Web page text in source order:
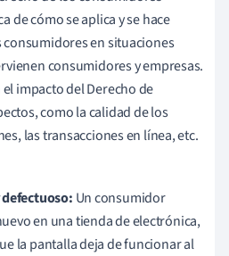
de cómo se aplica y se hace
en situaciones
consumidores y empresas.
impacto del Derecho de
como la calidad de los
las transacciones en línea, etc.
Un consumidor
en una tienda de electrónica,
la pantalla deja de funcionar al